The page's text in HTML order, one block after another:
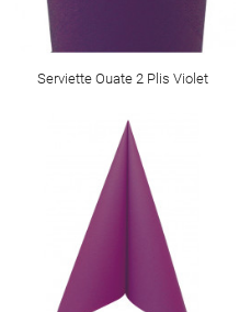
Serviette Ouate 2 Plis Violet